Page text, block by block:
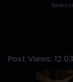
Post Views: